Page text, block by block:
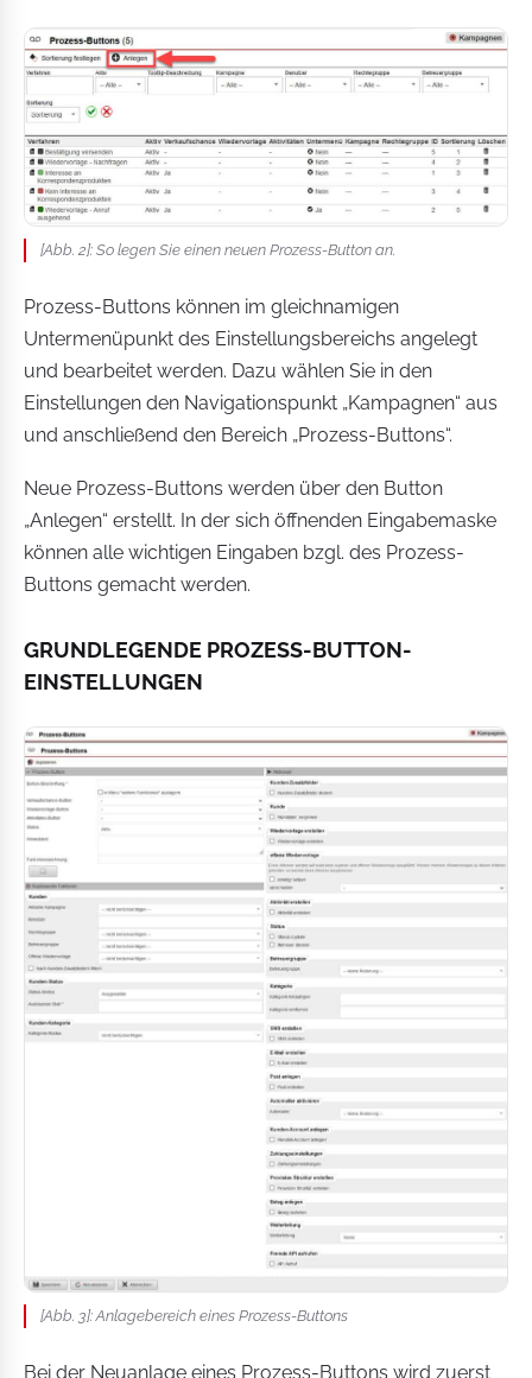
[Abb. 2]: So legen Sie einen neuen Prozess-Button an.
Prozess-Buttons können im gleichnamigen
Untermenüpunkt des Einstellungsbereichs angelegt
und bearbeitet werden. Dazu wählen Sie in den
Einstellungen den Navigationspunkt „Kampagnen“ aus
und anschließend den Bereich „Prozess-Buttons“.
Neue Prozess-Buttons werden über den Button
„Anlegen“ erstellt. In der sich öffnenden Eingabemaske
können alle wichtigen Eingaben bzgl. des Prozess-
Buttons gemacht werden.
GRUNDLEGENDE PROZESS-BUTTON-
EINSTELLUNGEN
[Abb. 3]: Anlagebereich eines Prozess-Buttons
Bei der Neuanlage eines Prozess-Buttons wird zuerst